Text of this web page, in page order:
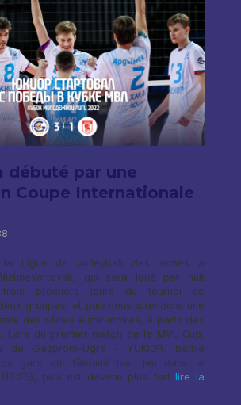
débuté par une
Coupe Internationale
Ligue de volleyball des jeunes a
qui sera joué par huit
trois premiers jours du tournoi se
groupes, et puis nous attendons une
des séries éliminatoires, à partir des
Lors du premier match de la MVL Cup,
de Gazprom-Ugra - YUKIOR, battre
gars ont tâtonné leur jeu dans le
puis est devenu plus fortlire la